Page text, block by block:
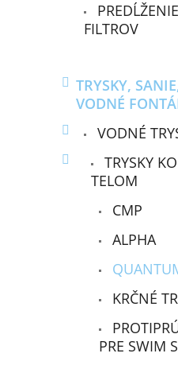
FILTROV
TRYSKY,
VODNÉ
VODNÉ
TRYSKY
TELOM
CMP
ALPHA
KRČNÉ
PRE SWIM